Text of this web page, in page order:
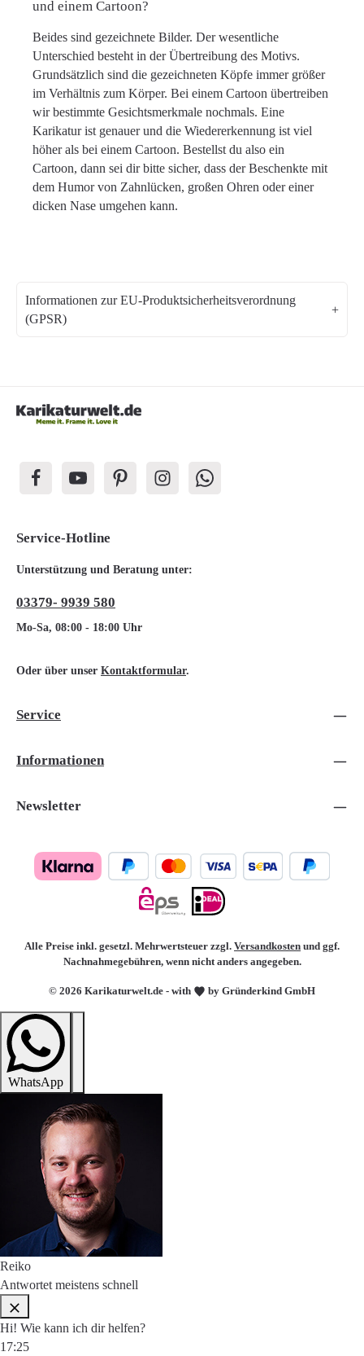
und einem Cartoon?
Beides sind gezeichnete Bilder. Der wesentliche
Unterschied besteht in der Übertreibung des Motivs.
Grundsätzlich sind die gezeichneten Köpfe immer größer
im Verhältnis zum Körper. Bei einem Cartoon übertreiben
wir bestimmte Gesichtsmerkmale nochmals. Eine
Karikatur ist genauer und die Wiedererkennung ist viel
höher als bei einem Cartoon. Bestellst du also ein
Cartoon, dann sei dir bitte sicher, dass der Beschenkte mit
dem Humor von Zahnlücken, großen Ohren oder einer
dicken Nase umgehen kann.
Informationen zur EU-Produktsicherheitsverordnung
(GPSR)
Service-Hotline
Unterstützung und Beratung unter:
03379- 9939 580
Mo-Sa, 08:00 - 18:00 Uhr
Oder über unser Kontaktformular.
Service
Informationen
Newsletter
© 2026 Karikaturwelt.de - with by Gründerkind GmbH
Alle Preise inkl. gesetzl. Mehrwertsteuer zzgl. Versandkosten und ggf.
Nachnahmegebühren, wenn nicht anders angegeben.
WhatsApp
Reiko
Antwortet meistens schnell
Hi! Wie kann ich dir helfen?
17:25